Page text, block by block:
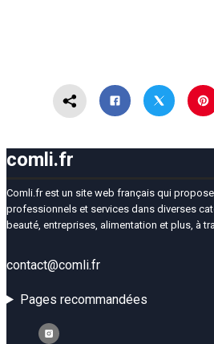
comli.fr
Comli.fr est un site web français qui
professionnels et services dans diverses
beauté, entreprises, alimentation et plus, à
contact@comli.fr
Pages recommandées